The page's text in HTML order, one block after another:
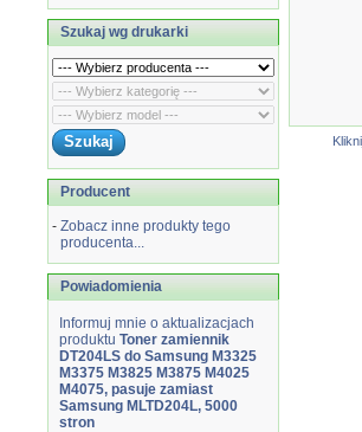
Szukaj wg drukarki
Producent
- Zobacz inne produkty tego
producenta...
Powiadomienia
Informuj mnie o aktualizacjach
produktu Toner zamiennik
DT204LS do Samsung M3325
M3375 M3825 M3875 M4025
M4075, pasuje zamiast
Samsung MLTD204L, 5000
stron